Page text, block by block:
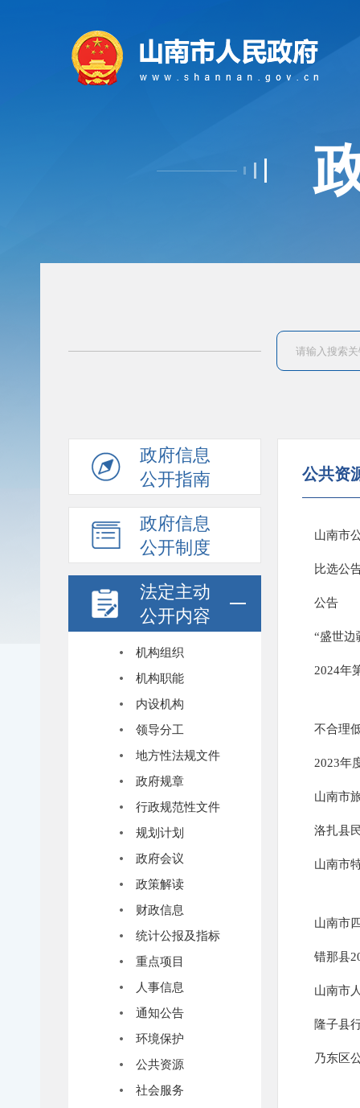
政府信息
公开指南
政府信息
公开制度
法定主动
公开内容
机构组织
机构职能
内设机构
领导分工
地方性法规文件
政府规章
行政规范性文件
规划计划
政府会议
政策解读
财政信息
统计公报及指标
重点项目
人事信息
通知公告
环境保护
公共资源
社会服务
公共资
山南市
比选公
公告
​2024年
不合理
2023年
山南市
洛扎县
山南市
山南市
错那县
山南市
隆子县
乃东区